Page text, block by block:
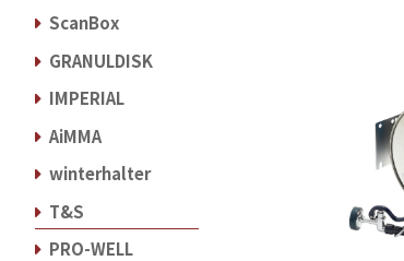
ScanBox
GRANULDISK
IMPERIAL
AiMMA
winterhalter
T&S
PRO-WELL